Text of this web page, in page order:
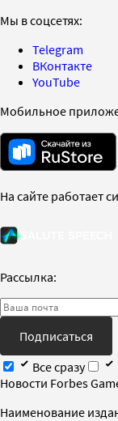
Мы в соцсетях:
Telegram
ВКонтакте
YouTube
Мобильное
На сайте работает
Рассылка:
Подписаться
Все сразу
Новости Forbes
Наименование